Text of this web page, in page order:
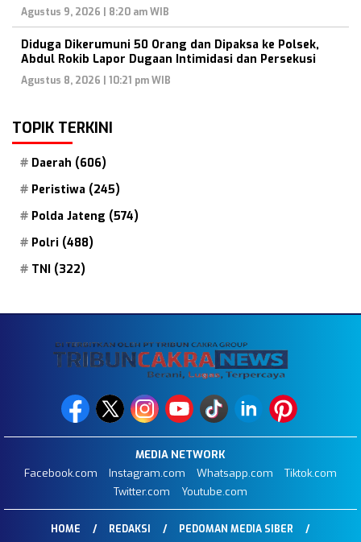
Agustus 9, 2026 | 8:20 am WIB
Diduga Dikerumuni 50 Orang dan Dipaksa ke Polsek,
Abdul Rokib Lapor Dugaan Intimidasi dan Persekusi
Agustus 8, 2026 | 10:21 pm WIB
TOPIK TERKINI
Daerah (606)
Peristiwa (245)
Polda Jateng (574)
Polri (488)
TNI (322)
MEDIA NETWORK
Facebook.com
Instagram.com Whatsapp.com
Tiktok.com
Twitter.com
Youtube.com
HOME REDAKSI
PEDOMAN MEDIA SIBER